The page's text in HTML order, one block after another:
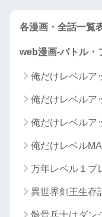
各漫画・全話一覧
web漫画-バトル・
俺だけレベルア
俺だけレベルア
俺だけレベルア
俺だけレベル
万年レベル１プ
異世界剣王生存